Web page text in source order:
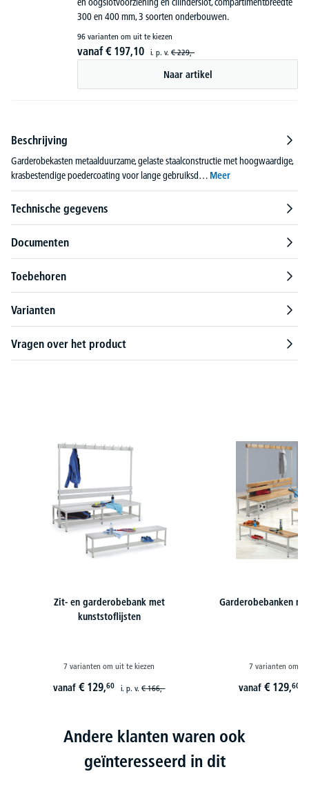
300 en 400 mm, 3 soorten onderbouwen.
96 varianten om uit te kiezen
vanaf€ 197,10 i. p. v. € 229,-
Naar artikel
Beschrijving
Garderobekasten metaalduurzame, gelaste staalconstructie met hoogwaardige,
krasbestendige poedercoating voor lange gebruiksd… Meer
Technische gegevens
Documenten
Toebehoren
Varianten
Vragen over het product
Zit- en garderobebank met
kunststoflijsten
7 varianten om uit te kiezen
vanaf€ 129,60 i. p. v.€ 166,-
Garderobebanken
7 varianten om
vanaf€ 129,60
Andere klanten waren ook
geïnteresseerd in dit